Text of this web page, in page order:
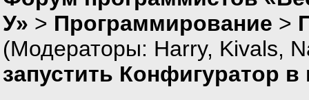
У» > Программирование >
(Модераторы: Harry, Kivals,
запустить Конфигуратор